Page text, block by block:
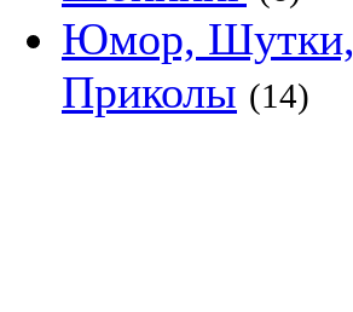
Юмор, Шутки,
Приколы (14)